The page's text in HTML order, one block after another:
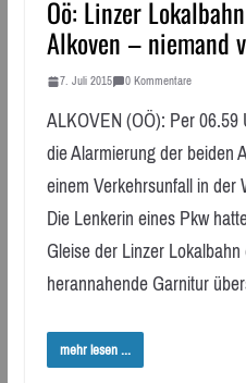
Oö: Linzer
Alkoven – niemand
7. Juli 2015 0 Kommentare
ALKOVEN (OÖ): Per
die Alarmierung der beiden
einem Verkehrsunfall in
Die Lenkerin eines Pkw
Gleise der Linzer
herannahende Garnitur
mehr lesen ...